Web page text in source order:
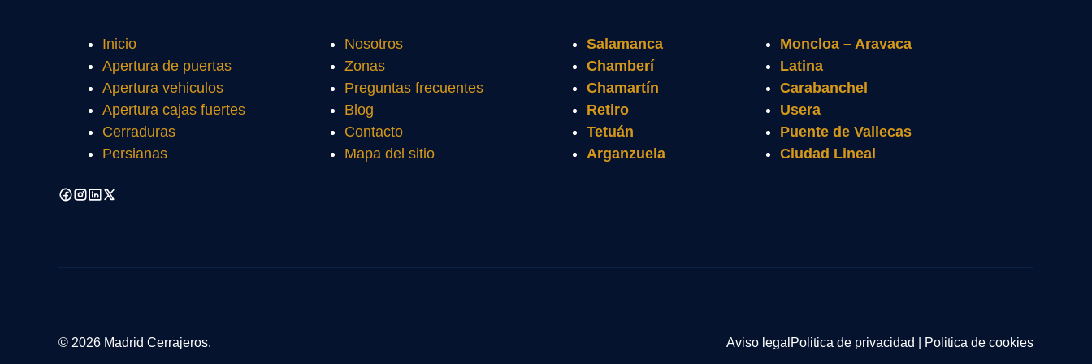
Inicio
Apertura de puertas
Apertura vehiculos
Apertura cajas fuertes
Cerraduras
Persianas
Nosotros
Zonas
Preguntas frecuentes
Blog
Contacto
Mapa del sitio
Salamanca
Chamberí
Chamartín
Retiro
Tetuán
Arganzuela
Moncloa – Aravaca
Latina
Carabanchel
Usera
Puente de Vallecas
Ciudad Lineal
© 2026 Madrid Cerrajeros. Aviso legal Politica de privacidad Politica de cookies